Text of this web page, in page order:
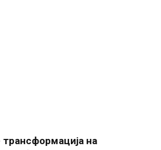
на